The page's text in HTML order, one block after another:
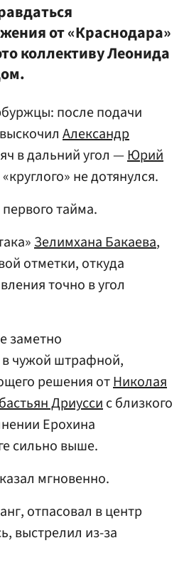
от «Краснодара»
коллективу Леонида
после подачи
Александр
в дальний угол —Юрий
не дотянулся.
тайма.
Зелимхана Бакаева,
отметки, откуда
точно в угол
заметно
в чужой штрафной,
решения отНиколая
Дриуссис близкого
Ерохина
сильно выше.
мгновенно.
отпасовал в центр
выстрелил из-за